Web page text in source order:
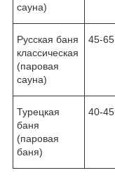
сауна)
Русская баня
классическая
(паровая
сауна)
45-65
Турецкая
баня
(паровая
баня)
40-45